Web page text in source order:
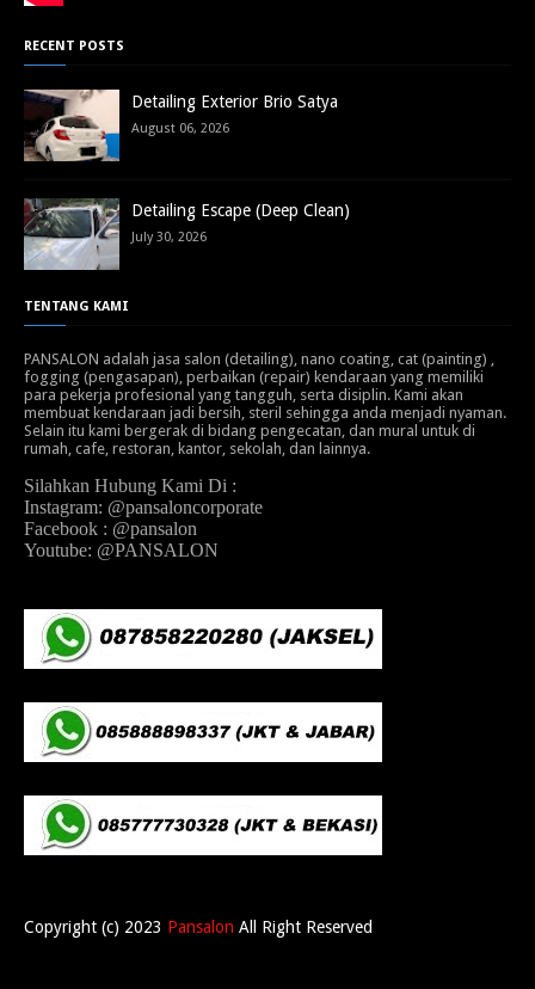
RECENT POSTS
Detailing Exterior Brio Satya
August 06, 2026
Detailing Escape (Deep Clean)
July 30, 2026
TENTANG KAMI
PANSALON adalah jasa salon (detailing), nano coating, cat (painting) ,
fogging (pengasapan), perbaikan (repair) kendaraan yang memiliki
para pekerja profesional yang tangguh, serta disiplin. Kami akan
membuat kendaraan jadi bersih, steril sehingga anda menjadi nyaman.
Selain itu kami bergerak di bidang pengecatan, dan mural untuk di
rumah, cafe, restoran, kantor, sekolah, dan lainnya.
Silahkan Hubung Kami Di :
Instagram: @pansaloncorporate
Facebook : @pansalon
Youtube: @PANSALON
Copyright (c) 2023 Pansalon All Right Reserved